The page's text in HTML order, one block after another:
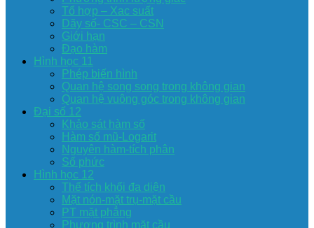
Tổ hợp – Xac suất
Dãy số- CSC – CSN
Giới hạn
Đạo hàm
Hình học 11
Phép biến hình
Quan hệ song song trong không gian
Quan hệ vuông góc trong không gian
Đại số 12
Khảo sát hàm số
Hàm số mũ-Logarit
Nguyên hàm-tích phân
Số phức
Hình học 12
Thể tích khối đa diện
Mặt nón-mặt trụ-mặt cầu
PT mặt phẳng
Phương trình mặt cầu